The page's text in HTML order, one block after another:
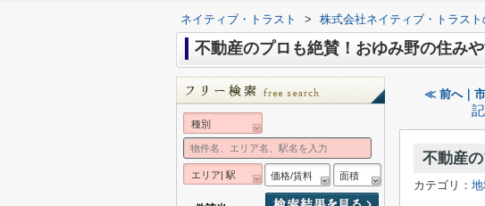
ネイティブ・トラスト > 株式会社ネイティブ・トラス
不動産のプロも絶賛！おゆみ野の住み
≪ 前へ｜市
不動産
カテゴリ：
種別
エリア| 駅 価格/賃料 面積